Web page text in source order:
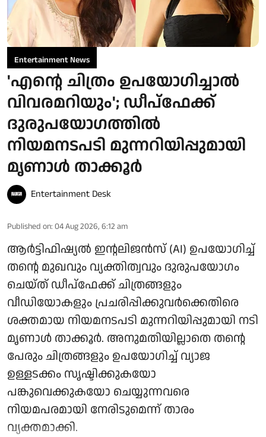
Entertainment News
'എന്റെ ചിത്രം ഉപയോഗിച്ചാൽ
വിവരമറിയും'; ഡീപ്‌ഫേക്ക്
ദുരുപയോഗത്തിൽ
നിയമനടപടി മുന്നറിയിപ്പുമായി
മൃണാൾ താക്കൂർ
Entertainment Desk
Published on: 04 Aug 2026, 6:12 am
ആർട്ടിഫിഷ്യൽ ഇന്റലിജൻസ് (AI) ഉപയോഗിച്ച്
തന്റെ മുഖവും വ്യക്തിത്വവും ദുരുപയോഗം
ചെയ്ത് ഡീപ്‌ഫേക്ക് ചിത്രങ്ങളും
വീഡിയോകളും പ്രചരിപ്പിക്കുവർക്കെതിരെ
ശക്തമായ നിയമനടപടി മുന്നറിയിപ്പുമായി നടി
മൃണാൾ താക്കൂർ. അനുമതിയില്ലാതെ തന്റെ
പേരും ചിത്രങ്ങളും ഉപയോഗിച്ച് വ്യാജ
ഉള്ളടക്കം സൃഷ്ടിക്കുകയോ
പങ്കുവെക്കുകയോ ചെയ്യുന്നവരെ
നിയമപരമായി നേരിടുമെന്ന് താരം
വ്യക്തമാക്കി.